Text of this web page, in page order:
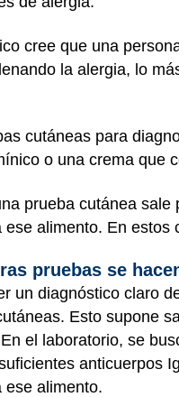
cree que una
la alergia, lo
cutáneas para
o una crema que
prueba cutánea
ese alimento. En estos
pruebas se
un diagnóstico claro
Esto supone
el laboratorio, se
anticuerpos
ese alimento.